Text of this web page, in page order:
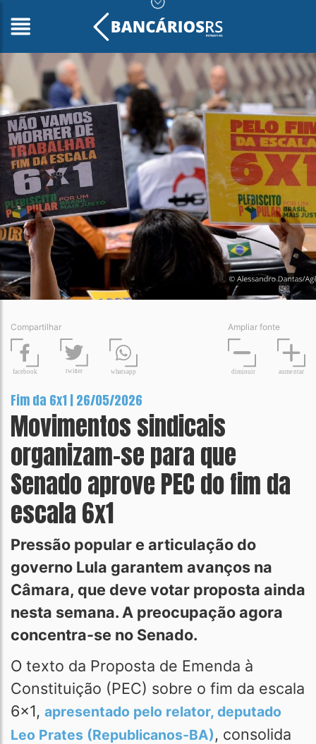
Compartilhar
facebook twitter whatsapp
Ampliar fonte
diminuir aumentar
Fim da 6x1 | 26/05/2026
Movimentos sindicais
organizam-se para que
Senado aprove PEC do fim da
escala 6x1
Pressão popular e articulação do
governo Lula garantem avanços na
Câmara, que deve votar proposta ainda
nesta semana. A preocupação agora
concentra-se no Senado.
O texto da Proposta de Emenda à
Constituição (PEC) sobre o fim da escala
6x1, apresentado pelo relator, deputado
Leo Prates (Republicanos-BA), consolida